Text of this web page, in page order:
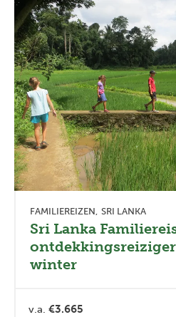
FAMILIEREIZEN SRI LANKA
Sri Lanka
winter
v.a. €3.665